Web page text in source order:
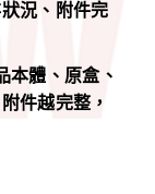
況、附件完
本體、原盒、
件越完整，